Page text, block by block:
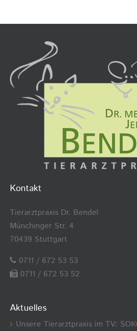
Kontakt
Tierarztpraxis Dr. Bendel
Münchinger Str. 4
70439 Stuttgart
0711 / 672 53 53
0711 / 672 53 52
Aktuelles
Unsere Tierarztpraxis im TV: